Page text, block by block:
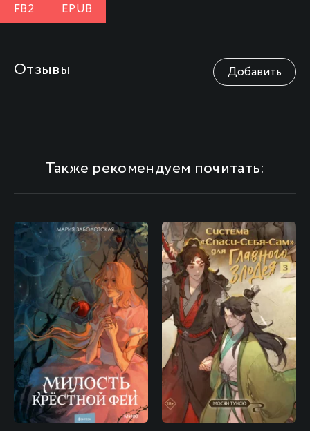
FB2 EPUB
Отзывы Добавить
Также рекомендуем почитать: